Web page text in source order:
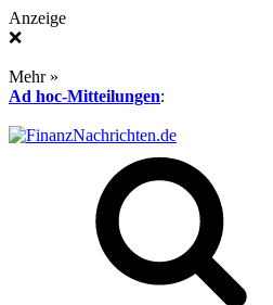
Anzeige
❌
Mehr »
Ad hoc-Mitteilungen: